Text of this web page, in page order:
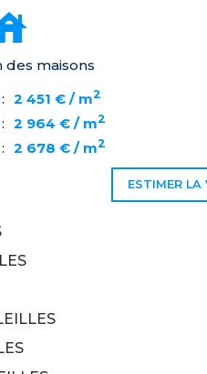
des maisons
2 451 € / m2
2 964 € / m2
2 678 € / m2
ESTIMER LA